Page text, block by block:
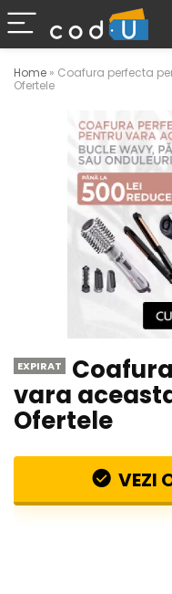
Home » Coafura perfecta
Ofertele
EXPIRAT
vara
Ofertele
VEZI